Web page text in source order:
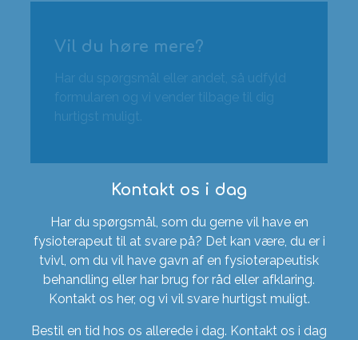
Vil du høre mere?
Har du spørgsmål eller andet, så udfyld
formularen og vi vender tilbage til dig
hurtigst muligt.
Kontakt os i dag
Har du spørgsmål, som du gerne vil have en
fysioterapeut til at svare på? Det kan være, du er i
tvivl, om du vil have gavn af en fysioterapeutisk
behandling eller har brug for råd eller afklaring.
Kontakt os her, og vi vil svare hurtigst muligt.
Bestil en tid hos os allerede i dag. Kontakt os i dag